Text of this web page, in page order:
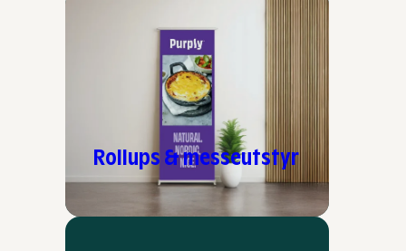
Rollups & messeutstyr